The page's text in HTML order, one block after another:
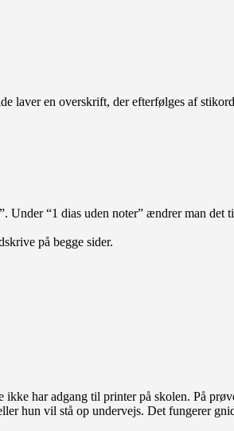
laver en overskrift, der efterfølges af
“1 dias uden noter” ændrer man
på begge sider.
har adgang til printer på skolen. På
hun vil stå op undervejs. Det fungerer